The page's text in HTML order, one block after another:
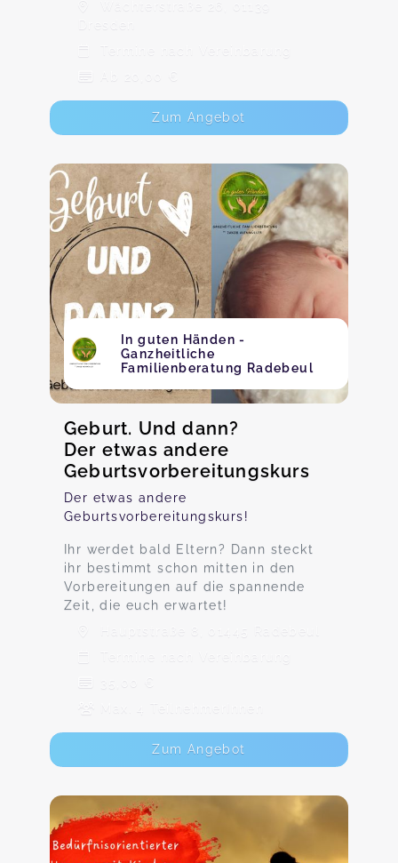
Wächterstraße 26, 01139
Dresden
Termine nach Vereinbarung
Ab 20,00 €
Zum Angebot
In guten Händen -
Ganzheitliche
Familienberatung Radebeul
Geburt. Und dann?
Der etwas andere
Geburtsvorbereitungskurs
Der etwas andere
Geburtsvorbereitungskurs!
Ihr werdet bald Eltern? Dann steckt
ihr bestimmt schon mitten in den
Vorbereitungen auf die spannende
Zeit, die euch erwartet!
Hauptstraße 8, 01445 Radebeul
Termine nach Vereinbarung
35,00 €
Max. 4 TeilnehmerInnen
Zum Angebot